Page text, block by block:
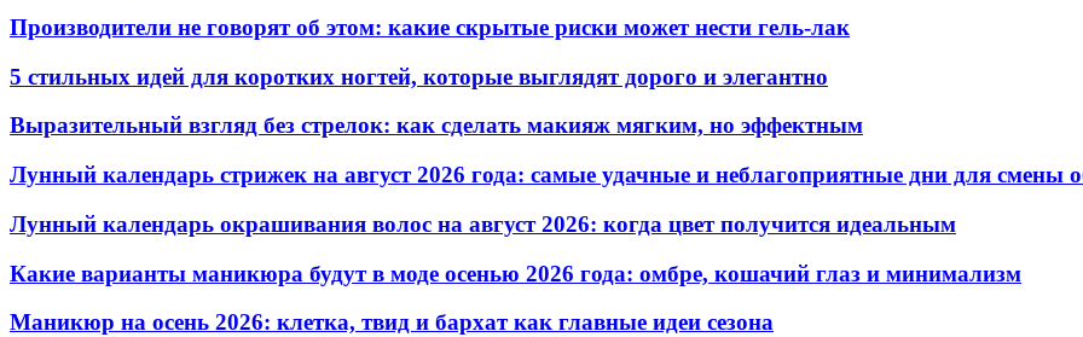
Производители не говорят об этом: какие скрытые риски может нести гель-лак
5 стильных идей для коротких ногтей, которые выглядят дорого и элегантно
Выразительный взгляд без стрелок: как сделать макияж мягким, но эффектным
Лунный календарь стрижек на август 2026 года: самые удачные и неблагоприятные дни для смены
Лунный календарь окрашивания волос на август 2026: когда цвет получится идеальным
Какие варианты маникюра будут в моде осенью 2026 года: омбре, кошачий глаз и минимализм
Маникюр на осень 2026: клетка, твид и бархат как главные идеи сезона